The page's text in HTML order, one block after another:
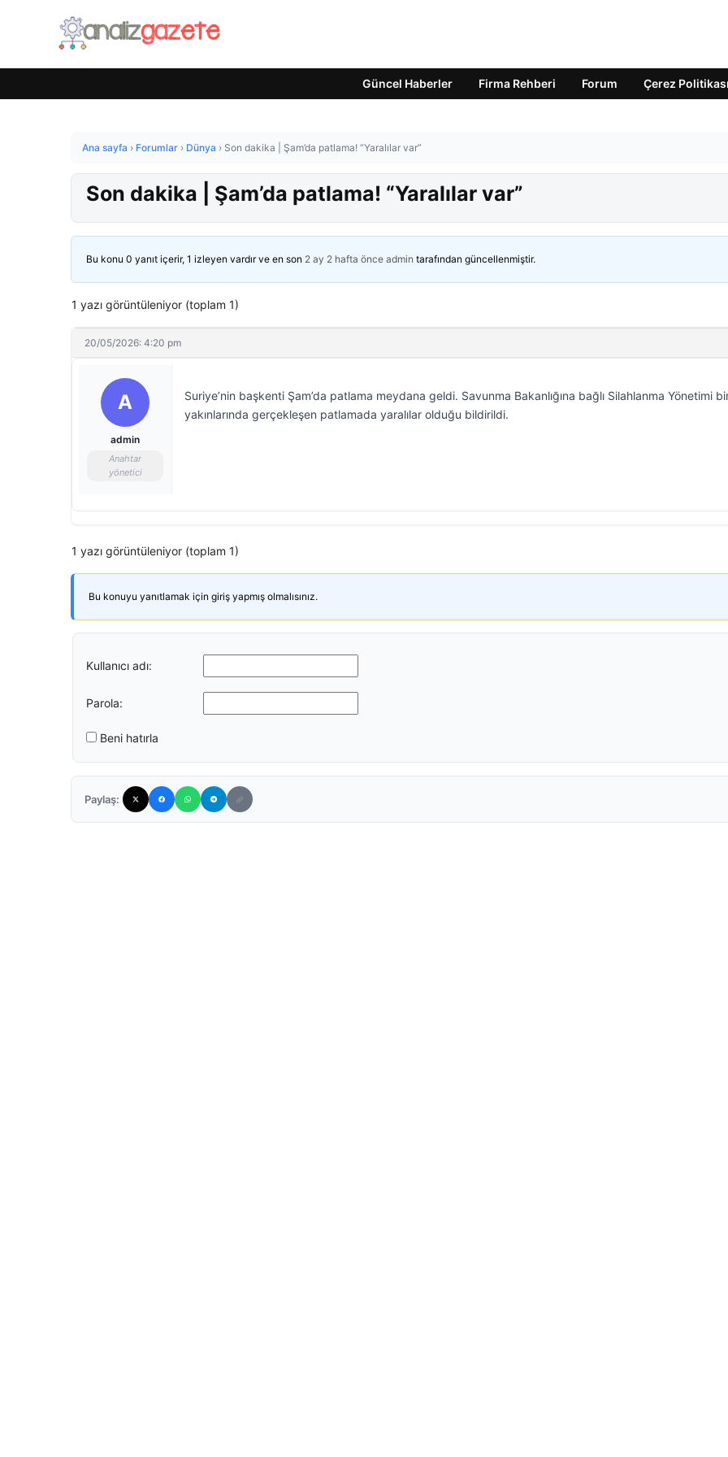
Güncel Haberler Firma Rehberi Forum Çerez Politikası
Ana sayfa › Forumlar › Dünya › Son dakika | Şam’da patlama! “Yaralılar var”
Son dakika | Şam’da patlama! “Yaralılar var”
Bu konu 0 yanıt içerir, 1 izleyen vardır ve en son 2 ay 2 hafta önce admin tarafından güncellenmiştir.
1 yazı görüntüleniyor (toplam 1)
20/05/2026: 4:20 pm
A
admin
Anahtar
yönetici
Suriye’nin başkenti Şam’da patlama meydana geldi. Savunma Bakanlığına bağlı Silahlanma Yönetimi
yakınlarında gerçekleşen patlamada yaralılar olduğu bildirildi.
1 yazı görüntüleniyor (toplam 1)
Bu konuyu yanıtlamak için giriş yapmış olmalısınız.
Kullanıcı adı:
Parola:
Beni hatırla
Paylaş: